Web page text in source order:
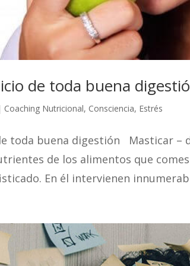
de toda buena
Coaching Nutricional, Consciencia, Estrés
toda buena digestión Masticar –
de los alimentos que
En él intervienen